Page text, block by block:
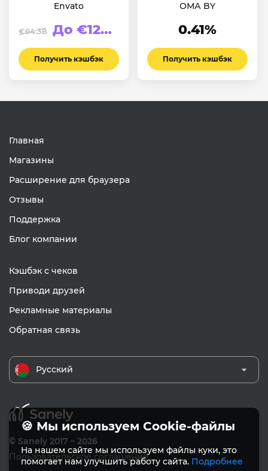
Envato
€64.38 До €123.94
Получить кэшбэк
ОМА BY
0.41%
Получить кэшбэк
Главная
Магазины
Расширение для браузера
Отзывы
Поддержка
Блог компании
Кэшбэк с чеков
Приводи друзей
Рекламные материалы
Обратная связь
Русский
© Sanely 2017 – 2026
Пользовательское соглашение
🍪 Мы используем Cookie-файлы
На нашем сайте мы используем файлы куки, это
помогает нам улучшить работу сайта. Подробнее